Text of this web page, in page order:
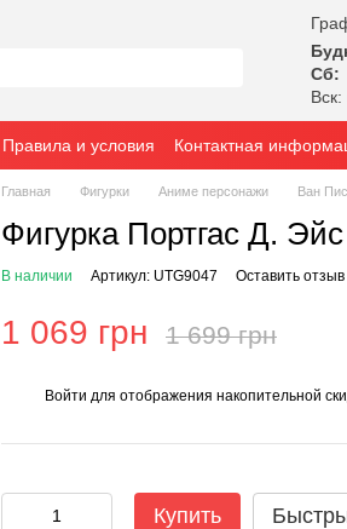
Сб:
Правила и условия Контактная
Главная Фигурки Аниме персонажи Ван Пис
Фигурка Портгас Д.
В наличии Артикул: UTG9047 Оставить отзыв
1 069 грн 1 699 грн
Войти для отображения накопительной
Купить